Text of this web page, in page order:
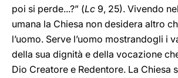
poi si perde...?” (Lc 9, 25). Vivendo
umana la Chiesa non desidera altro
l’uomo. Serve l’uomo mostrandogli i
della sua dignità e della vocazione
Dio Creatore e Redentore. La Chiesa